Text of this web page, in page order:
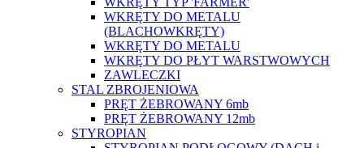
WKRĘTY DO METALU
(BLACHOWKRĘTY)
WKRĘTY DO METALU
WKRĘTY DO PŁYT WARSTWOWYCH
ZAWLECZKI
STAL ZBROJENIOWA
PRĘT ŻEBROWANY 6mb
PRĘT ŻEBROWANY 12mb
STYROPIAN